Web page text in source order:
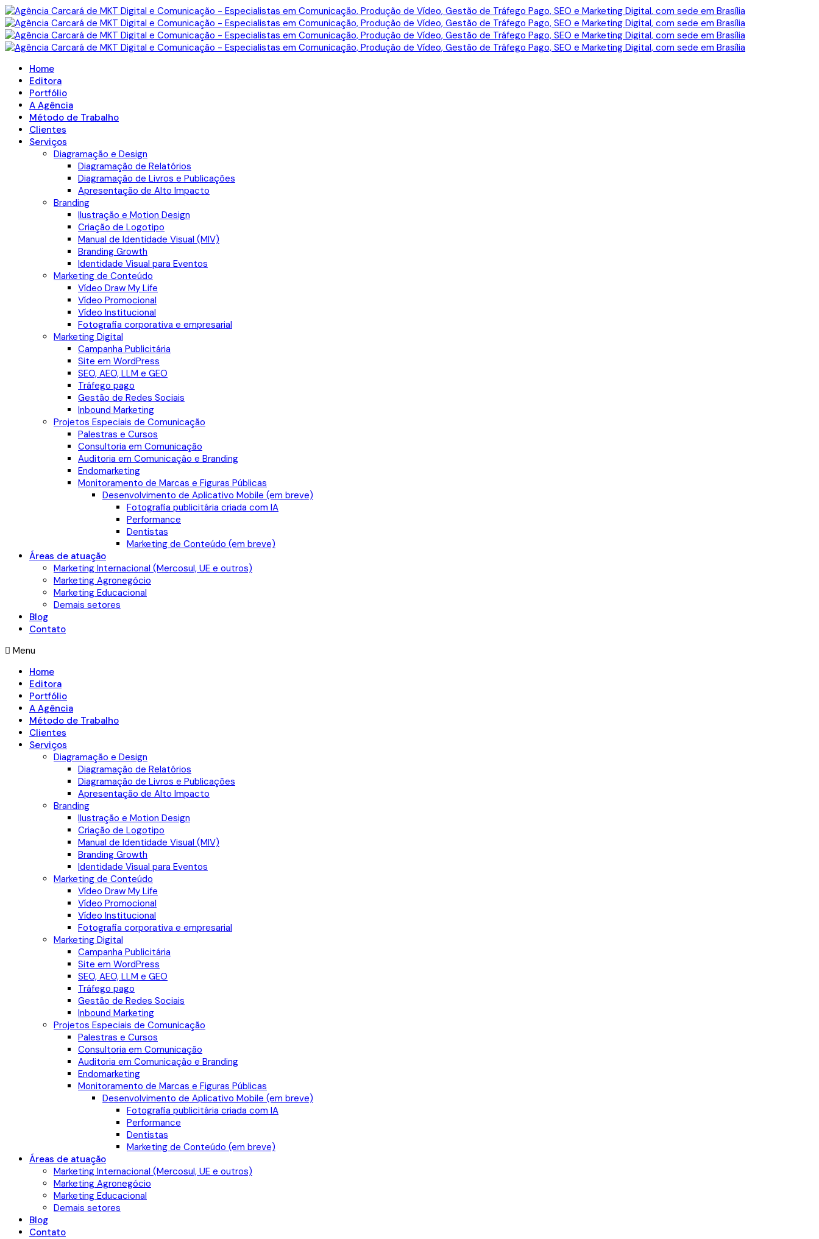
Home
Editora
Portfólio
A Agência
Método de Trabalho
Clientes
Serviços
Diagramação e Design
Diagramação de Relatórios
Diagramação de Livros e Publicações
Apresentação de Alto Impacto
Branding
Ilustração e Motion Design
Criação de Logotipo
Manual de Identidade Visual (MIV)
Branding Growth
Identidade Visual para Eventos
Marketing de Conteúdo
Vídeo Draw My Life
Vídeo Promocional
Vídeo Institucional
Fotografia corporativa e empresarial
Marketing Digital
Campanha Publicitária
Site em WordPress
SEO, AEO, LLM e GEO
Tráfego pago
Gestão de Redes Sociais
Inbound Marketing
Projetos Especiais de Comunicação
Palestras e Cursos
Consultoria em Comunicação
Auditoria em Comunicação e Branding
Endomarketing
Monitoramento de Marcas e Figuras Públicas
Desenvolvimento de Aplicativo Mobile (em breve)
Fotografia publicitária criada com IA
Performance
Dentistas
Marketing de Conteúdo (em breve)
Áreas de atuação
Marketing Internacional (Mercosul, UE e outros)
Marketing Agronegócio
Marketing Educacional
Demais setores
Blog
Contato
Menu
Home
Editora
Portfólio
A Agência
Método de Trabalho
Clientes
Serviços
Diagramação e Design
Diagramação de Relatórios
Diagramação de Livros e Publicações
Apresentação de Alto Impacto
Branding
Ilustração e Motion Design
Criação de Logotipo
Manual de Identidade Visual (MIV)
Branding Growth
Identidade Visual para Eventos
Marketing de Conteúdo
Vídeo Draw My Life
Vídeo Promocional
Vídeo Institucional
Fotografia corporativa e empresarial
Marketing Digital
Campanha Publicitária
Site em WordPress
SEO, AEO, LLM e GEO
Tráfego pago
Gestão de Redes Sociais
Inbound Marketing
Projetos Especiais de Comunicação
Palestras e Cursos
Consultoria em Comunicação
Auditoria em Comunicação e Branding
Endomarketing
Monitoramento de Marcas e Figuras Públicas
Desenvolvimento de Aplicativo Mobile (em breve)
Fotografia publicitária criada com IA
Performance
Dentistas
Marketing de Conteúdo (em breve)
Áreas de atuação
Marketing Internacional (Mercosul, UE e outros)
Marketing Agronegócio
Marketing Educacional
Demais setores
Blog
Contato